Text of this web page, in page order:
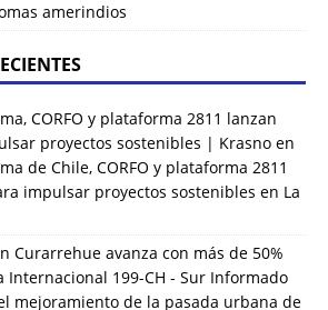
amerindios
CORFO y plataforma 2811 lanzan
proyectos sostenibles | Krasno en
de Chile, CORFO y plataforma 2811
impulsar proyectos sostenibles en La
Curarrehue avanza con más de 50%
Internacional 199-CH - Sur Informado
mejoramiento de la pasada urbana de